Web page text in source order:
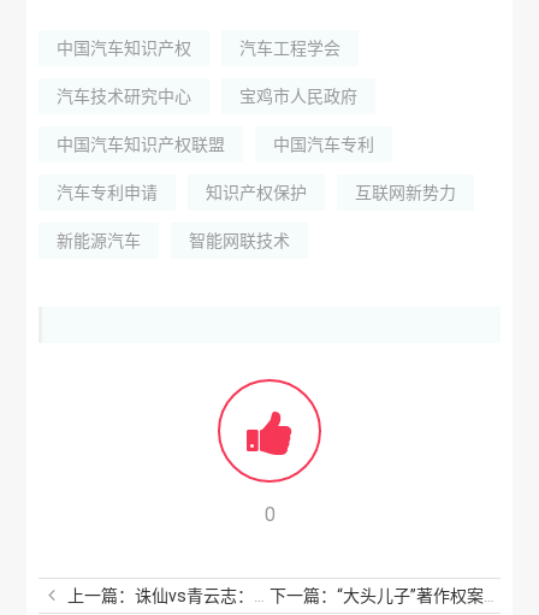
中国汽车知识产权 汽车工程学会
汽车技术研究中心 宝鸡市人民政府
中国汽车知识产权联盟 中国汽车专利
汽车专利申请 知识产权保护 互联网新势力
新能源汽车 智能网联技术
0
上一篇：诛仙vs青云志：剧版页游是否侵权小说？